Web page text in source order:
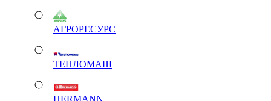
АГРОРЕСУРС
ТЕПЛОМАШ
HERMANN